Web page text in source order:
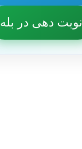
نوبت دهی در بله